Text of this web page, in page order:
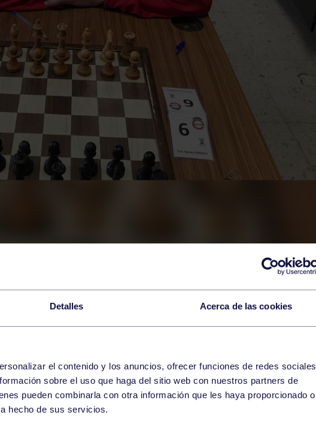
Detalles Acerca de las cookies
el contenido y los anuncios, ofrecer funciones de redes sociales
sobre el uso que haga del sitio web con nuestros partners de
pueden combinarla con otra información que les haya proporcionado o
hecho de sus servicios.